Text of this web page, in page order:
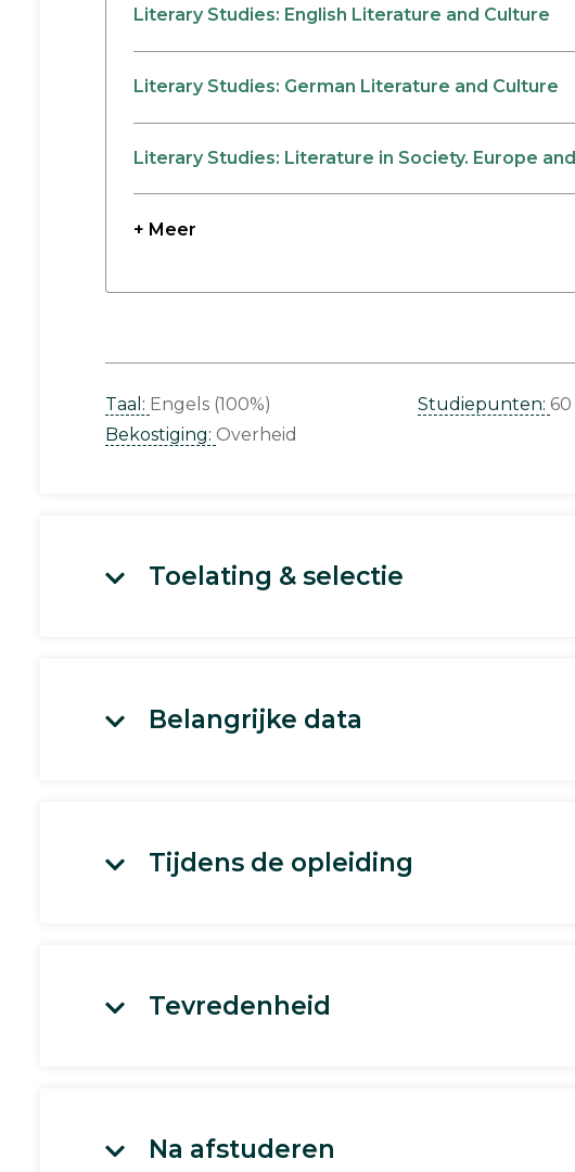
Literary Studies: English Literature and Culture
Literary Studies: German Literature and Culture
Literary Studies: Literature in Society. Europe
+ Meer
Taal: Engels (100%)
Bekostiging: Overheid
Studiepunten: 60
Toelating & selectie
Belangrijke data
Tijdens de opleiding
Tevredenheid
Na afstuderen